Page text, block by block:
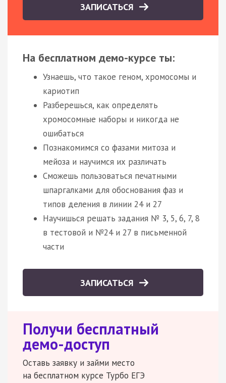
ЗАПИСАТЬСЯ
На бесплатном демо-курсе ты:
Узнаешь, что такое геном, хромосомы и
кариотип
Разберешься, как определять
хромосомные наборы и никогда не
ошибаться
Познакомимся со фазами митоза и
мейоза и научимся их различать
Сможешь пользоваться печатными
шпаргалками для обоснования фаз и
типов деления в линии 24 и 27
Научишься решать задания № 3, 5, 6, 7, 8
в тестовой и №24 и 27 в письменной
части
ЗАПИСАТЬСЯ
Получи бесплатный
демо-доступ
Оставь заявку и займи место
на бесплатном курсе Турбо ЕГЭ